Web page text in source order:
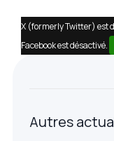
X (formerly Twitter) est
Facebook est désactivé.
Autres